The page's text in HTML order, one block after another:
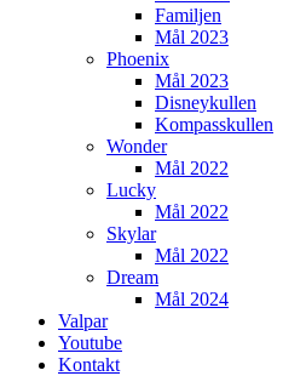
Familjen
Mål 2023
Phoenix
Mål 2023
Disneykullen
Kompasskullen
Wonder
Mål 2022
Lucky
Mål 2022
Skylar
Mål 2022
Dream
Mål 2024
Valpar
Youtube
Kontakt